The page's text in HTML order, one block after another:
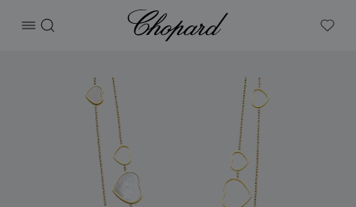
打开菜单
搜索
Chopard
My